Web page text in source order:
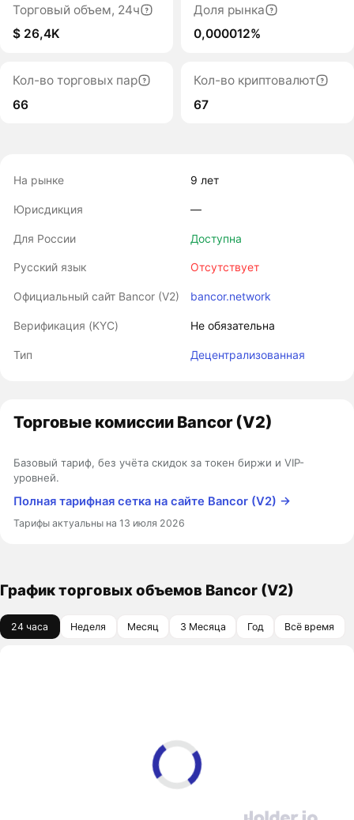
Торговый объем, 24ч
$ 26,4K
Доля рынка
0,000012%
Кол-во торговых пар
66
Кол-во криптовалют
67
На рынке 9 лет
Юрисдикция ―
Для России Доступна
Русский язык Отсутствует
Официальный сайт Bancor (V2) bancor.network
Верификация (KYC) Не обязательна
Тип Децентрализованная
Торговые комиссии Bancor (V2)
Базовый тариф, без учёта скидок за токен биржи и VIP-
уровней.
Полная тарифная сетка на сайте Bancor (V2) →
Тарифы актуальны на 13 июля 2026
График торговых объемов Bancor (V2)
24 часа Неделя Месяц 3 Месяца Год Всё время